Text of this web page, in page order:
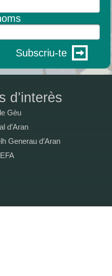
Subscriu-te
d’interès
Gèu
d’Aran
Generau d’Aran